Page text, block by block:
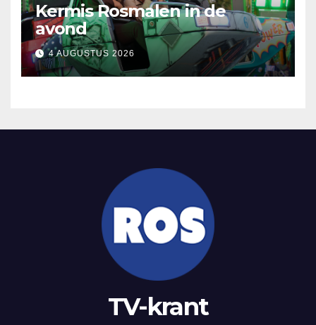
Kermis Rosmalen in de
avond
4 AUGUSTUS 2026
TV-krant